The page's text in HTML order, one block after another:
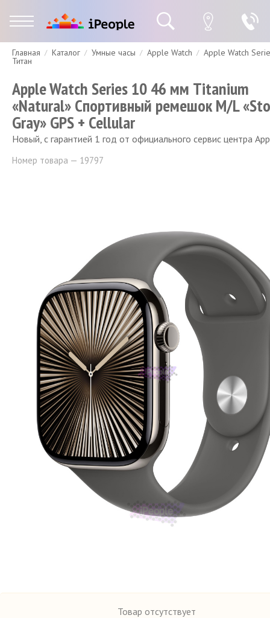
Гарантия Доставка и оплата Спецпредложения Скидки
Главная Каталог Умные часы Apple Watch Apple Watch
Титан
Apple Watch Series 10 46 мм Titanium
«Natural» Спортивный ремешок M/L
Gray» GPS + Cellular
Новый, с гарантией 1 год от официального сервис центра
Номер товара — 19797
Товар отсутствует